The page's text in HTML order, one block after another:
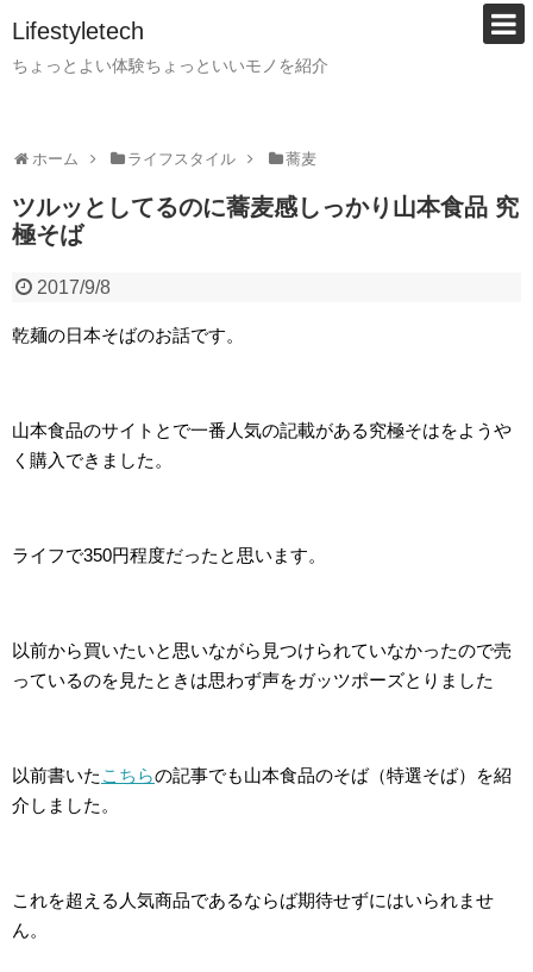
Lifestyletech
ちょっとよい体験ちょっといいモノを紹介
ホーム ライフスタイル 蕎麦
ツルッとしてるのに蕎麦感しっかり山本食品 究
極そば
2017/9/8
乾麺の日本そばのお話です。
山本食品のサイトとで一番人気の記載がある究極そはをようや
く購入できました。
ライフで350円程度だったと思います。
以前から買いたいと思いながら見つけられていなかったので売
っているのを見たときは思わず声をガッツポーズとりました
以前書いた こちらの記事でも山本食品のそば（特選そば）を紹
介しました。
これを超える人気商品であるならば期待せずにはいられませ
ん。